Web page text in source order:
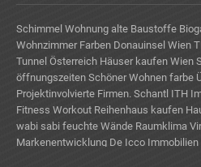
Schimmel Wohnung alte Baustoffe
Wohnzimmer Farben Donauinsel Wien
Tunnel Österreich Häuser kaufen Wien
öffnungszeiten Schöner Wohnen farbe
Projektinvolvierte Firmen. Schantl ITH
Fitness Workout Reihenhaus kaufen
wabi sabi feuchte Wände Raumklima
Markenentwicklung De Icco Immobilien